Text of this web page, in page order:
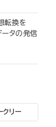
転換を
タの発信
クリー